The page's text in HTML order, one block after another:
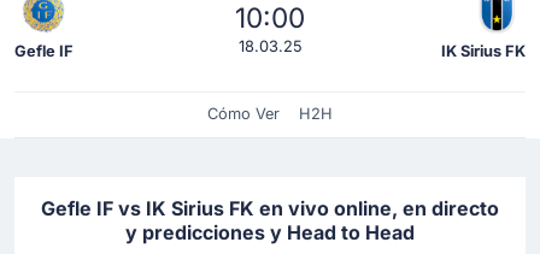
Gefle IF
10:00
18.03.25 IK Sirius FK
Cómo Ver H2H
Gefle IF vs IK Sirius FK en vivo online, en directo
y predicciones y Head to Head